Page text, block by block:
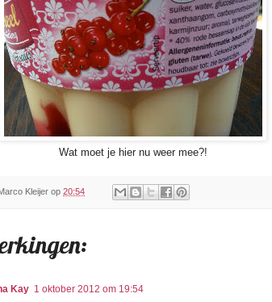
Wat moet je hier nu weer mee?!
Kleijer op 20:54
Kay 1 oktober 2012 om 19:54